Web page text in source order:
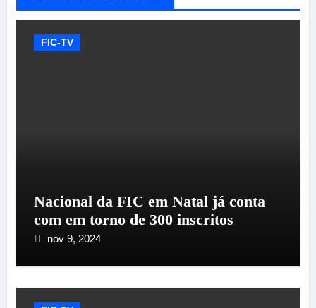
FIC-TV
Nacional da FIC em Natal já conta
com em torno de 300 inscritos
nov 9, 2024